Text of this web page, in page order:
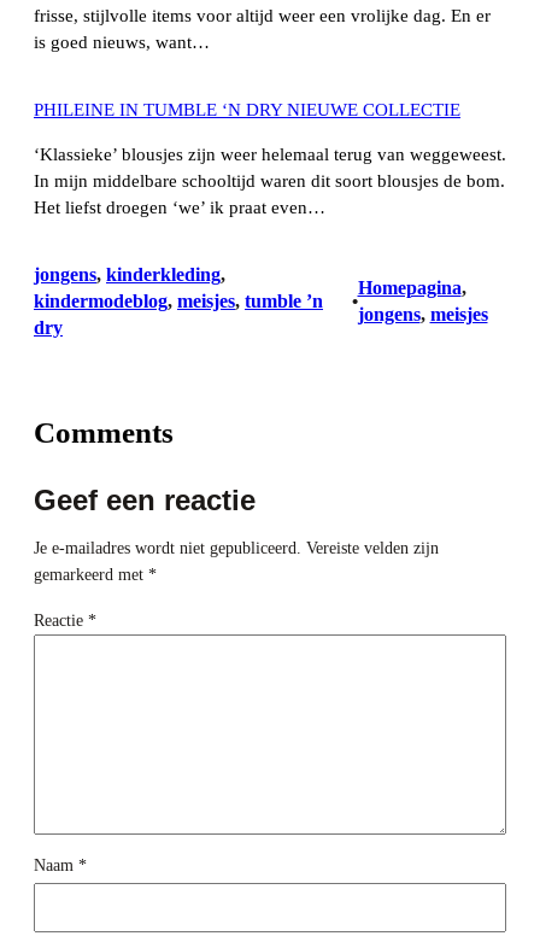
frisse, stijlvolle items voor altijd weer een vrolijke dag. En er
is goed nieuws, want…
PHILEINE IN TUMBLE ‘N DRY NIEUWE COLLECTIE
‘Klassieke’ blousjes zijn weer helemaal terug van weggeweest.
In mijn middelbare schooltijd waren dit soort blousjes de bom.
Het liefst droegen ‘we’ ik praat even…
jongens, kinderkleding
kindermodeblog, meisjes, tumble ’n
dry
•
Homepagina ,
jongens, meisjes
Comments
Geef een reactie
Je e-mailadres wordt niet gepubliceerd. Vereiste velden zijn
gemarkeerd met *
Reactie *
Naam *